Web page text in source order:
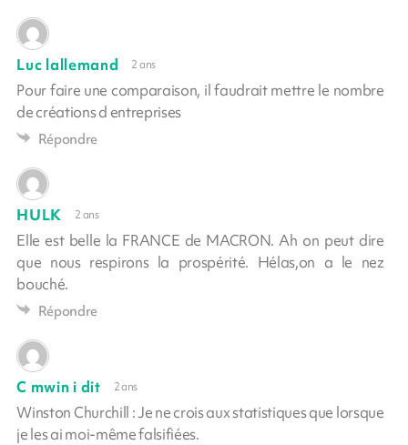
Luc lallemand 2 ans
Pour faire une comparaison, il faudrait mettre le nombre
de créations d entreprises
Répondre
HULK 2 ans
Elle est belle la FRANCE de MACRON. Ah on peut dire
que nous respirons la prospérité. Hélas,on a le nez
bouché.
Répondre
C mwin i dit 2 ans
Winston Churchill : Je ne crois aux statistiques que lorsque
je les ai moi-même falsifiées.